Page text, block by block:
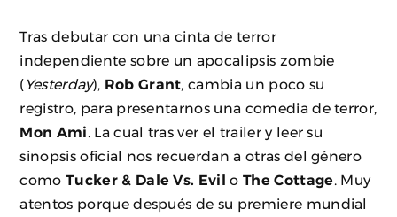
Tras debutar con una cinta de terror
independiente sobre un apocalipsis zombie
( Yesterday), Rob Grant , cambia un poco su
registro, para presentarnos una comedia de terror,
Mon Ami
. La cual tras ver el trailer y leer su
sinopsis oficial nos recuerdan a otras del género
comoTucker & Dale Vs. Evil oThe Cottage . Muy
atentos porque después de su premiere mundial